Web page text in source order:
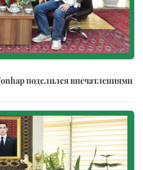
поделился впечатлениями